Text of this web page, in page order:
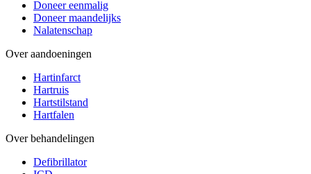
Doneer eenmalig
Doneer maandelijks
Nalatenschap
Over aandoeningen
Hartinfarct
Hartruis
Hartstilstand
Hartfalen
Over behandelingen
Defibrillator